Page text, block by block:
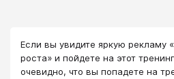
Если вы увидите яркую рекламу
роста» и пойдете на этот
очевидно, что вы попадете на